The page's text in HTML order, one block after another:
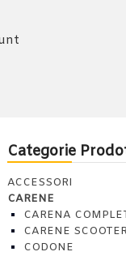
Categorie
ACCESSORI
CARENE
CARENA
CARENE SCOOTER
CODONE